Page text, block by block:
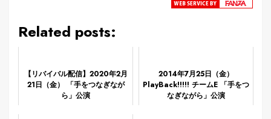
Related posts:
【リバイバル配信】2020年2月
21日（金） 「手をつなぎなが
ら」公演
2014年7月25日（金）
PlayBack!!!!! チームE 「手をつ
なぎながら」公演